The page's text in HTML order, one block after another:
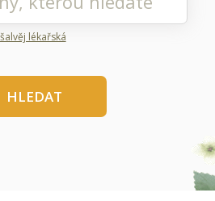
lékařská
HLEDAT